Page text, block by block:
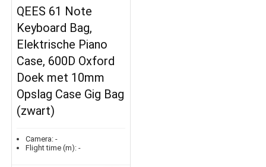
QEES 61 Note
Keyboard Bag,
Elektrische Piano
Case, 600D Oxford
Doek met 10mm
Opslag Case Gig Bag
(zwart)
Camera: -
Flight time (m): -